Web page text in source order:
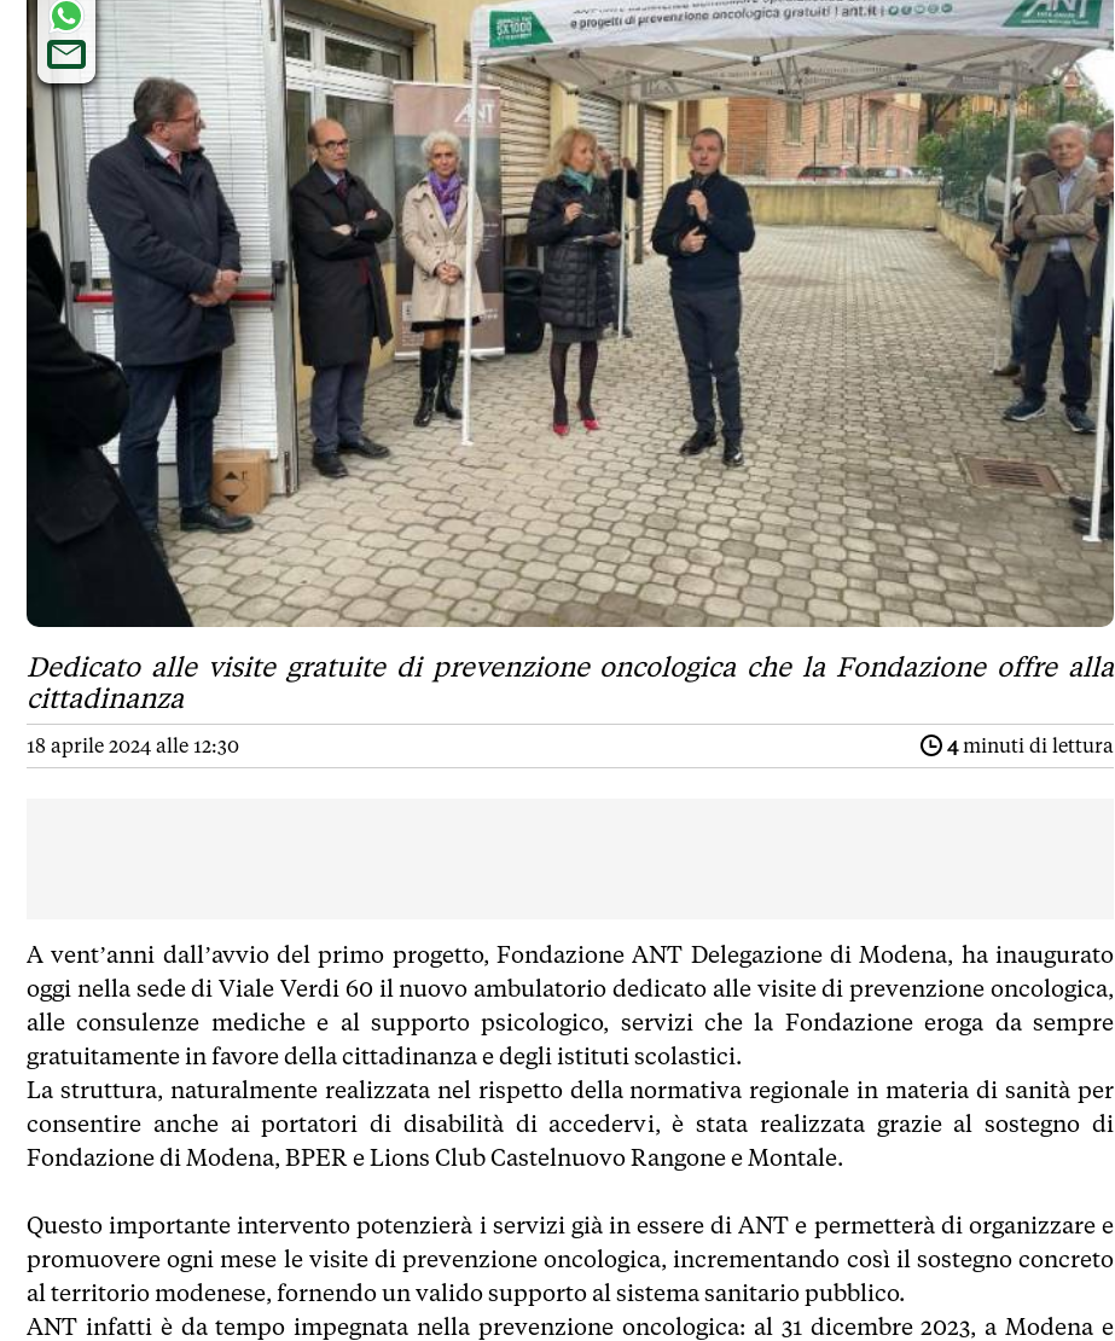
Dedicato alle visite gratuite di prevenzione oncologica che la Fondazione offre alla
cittadinanza
18 aprile 2024 alle 12:30 4minuti di lettura
A vent’anni dall’avvio del primo progetto, Fondazione ANT Delegazione di Modena, ha inaugurato
oggi nella sede di Viale Verdi 60 il nuovo ambulatorio dedicato alle visite di prevenzione oncologica,
alle consulenze mediche e al supporto psicologico, servizi che la Fondazione eroga da sempre
gratuitamente in favore della cittadinanza e degli istituti scolastici.
La struttura, naturalmente realizzata nel rispetto della normativa regionale in materia di sanità per
consentire anche ai portatori di disabilità di accedervi, è stata realizzata grazie al sostegno di
Fondazione di Modena, BPER e Lions Club Castelnuovo Rangone e Montale.
Questo importante intervento potenzierà i servizi già in essere di ANT e permetterà di organizzare e
promuovere ogni mese le visite di prevenzione oncologica, incrementando così il sostegno concreto
al territorio modenese, fornendo un valido supporto al sistema sanitario pubblico.
ANT infatti è da tempo impegnata nella prevenzione oncologica: al 31 dicembre 2023, a Modena e